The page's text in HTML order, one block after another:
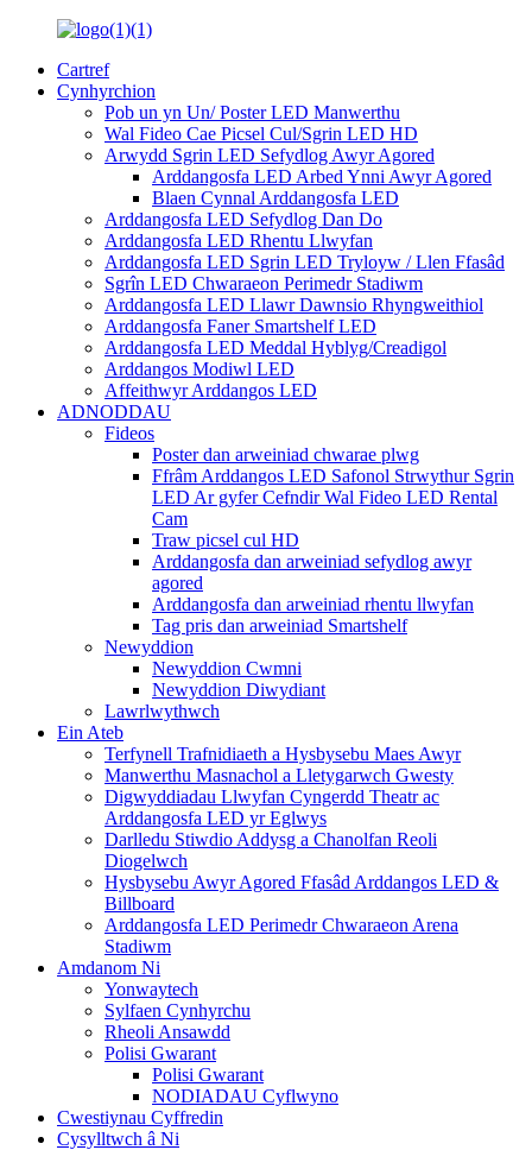
Cartref
Cynhyrchion
Pob un yn Un/ Poster LED Manwerthu
Wal Fideo Cae Picsel Cul/Sgrin LED HD
Arwydd Sgrin LED Sefydlog Awyr Agored
Arddangosfa LED Arbed Ynni Awyr Agored
Blaen Cynnal Arddangosfa LED
Arddangosfa LED Sefydlog Dan Do
Arddangosfa LED Rhentu Llwyfan
Arddangosfa LED Sgrin LED Tryloyw / Llen Ffasâd
Sgrîn LED Chwaraeon Perimedr Stadiwm
Arddangosfa LED Llawr Dawnsio Rhyngweithiol
Arddangosfa Faner Smartshelf LED
Arddangosfa LED Meddal Hyblyg/Creadigol
Arddangos Modiwl LED
Affeithwyr Arddangos LED
ADNODDAU
Fideos
Poster dan arweiniad chwarae plwg
Ffrâm Arddangos LED Safonol Strwythur Sgrin
LED Ar gyfer Cefndir Wal Fideo LED Rental
Cam
Traw picsel cul HD
Arddangosfa dan arweiniad sefydlog awyr
agored
Arddangosfa dan arweiniad rhentu llwyfan
Tag pris dan arweiniad Smartshelf
Newyddion
Newyddion Cwmni
Newyddion Diwydiant
Lawrlwythwch
Ein Ateb
Terfynell Trafnidiaeth a Hysbysebu Maes Awyr
Manwerthu Masnachol a Lletygarwch Gwesty
Digwyddiadau Llwyfan Cyngerdd Theatr ac
Arddangosfa LED yr Eglwys
Darlledu Stiwdio Addysg a Chanolfan Reoli
Diogelwch
Hysbysebu Awyr Agored Ffasâd Arddangos LED &
Billboard
Arddangosfa LED Perimedr Chwaraeon Arena
Stadiwm
Amdanom Ni
Yonwaytech
Sylfaen Cynhyrchu
Rheoli Ansawdd
Polisi Gwarant
Polisi Gwarant
NODIADAU Cyflwyno
Cwestiynau Cyffredin
Cysylltwch â Ni